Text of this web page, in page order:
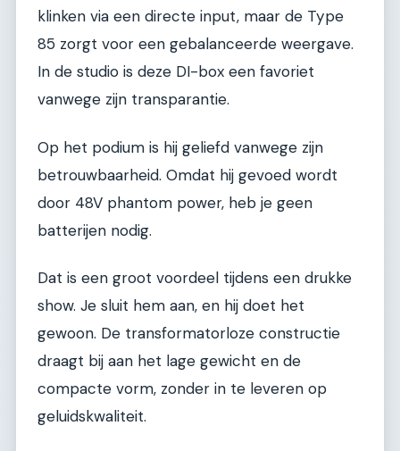
klinken via een directe input, maar de Type
85 zorgt voor een gebalanceerde weergave.
In de studio is deze DI-box een favoriet
vanwege zijn transparantie.
Op het podium is hij geliefd vanwege zijn
betrouwbaarheid. Omdat hij gevoed wordt
door 48V phantom power, heb je geen
batterijen nodig.
Dat is een groot voordeel tijdens een drukke
show. Je sluit hem aan, en hij doet het
gewoon. De transformatorloze constructie
draagt bij aan het lage gewicht en de
compacte vorm, zonder in te leveren op
geluidskwaliteit.